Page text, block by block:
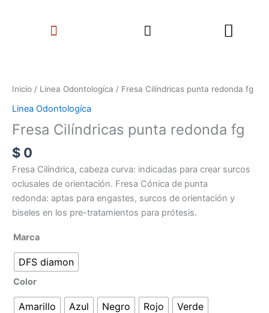
Menu Search
Inicio / Linea Odontologíca / Fresa Cilíndricas punta redonda fg
Linea Odontologíca
Fresa Cilíndricas punta redonda fg
$ 0
Fresa Cilíndrica, cabeza curva: indicadas para crear surcos
oclusales de orientación. Fresa Cónica de punta
redonda: aptas para engastes, surcos de orientación y
biseles en los pre-tratamientos para prótesis.
Marca
DFS diamon
Color
Amarillo Azul Negro Rojo Verde
punta
fg
cantidad